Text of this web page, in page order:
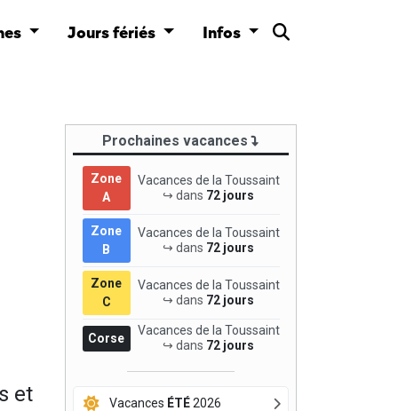
Jours fériés Infos
et
Prochaines vacances
Zone
A
Vacances de la Toussaint
↪ dans 72 jours
Zone
B
Vacances de la Toussaint
↪ dans 72 jours
Zone
C
Vacances de la Toussaint
↪ dans 72 jours
Corse
Vacances de la Toussaint
↪ dans 72 jours
Vacances ÉTÉ2026